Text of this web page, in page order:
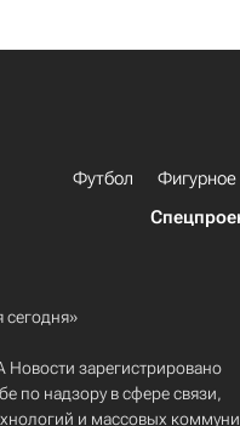
Футбол Фигурное
Новости зарегистрировано
по надзору в сфере связи,
и массовых